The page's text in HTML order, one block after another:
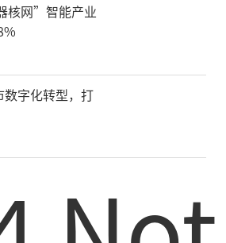
0057 2229 投诉邮箱:29132
核网”智能产业
数字化转型，打